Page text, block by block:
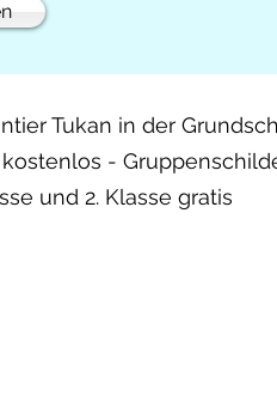
Tukan in der
-
und 2. Klasse gratis